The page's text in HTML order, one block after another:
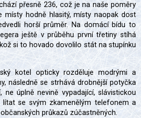
přesně 236, což je na naše poměry
místy hodně hlasitý, místy naopak dost
horší průměr. Na domácí bídu to
ještě v průběhu první třetiny stíhá
si to hovado dovolilo stát na stupínku
kotel opticky rozděluje modrými a
následně se strhává drobnější potyčka
úplně nevině vypadající, slávistickou
se svým zkamenělým telefonem a
průkazů zúčastněných.